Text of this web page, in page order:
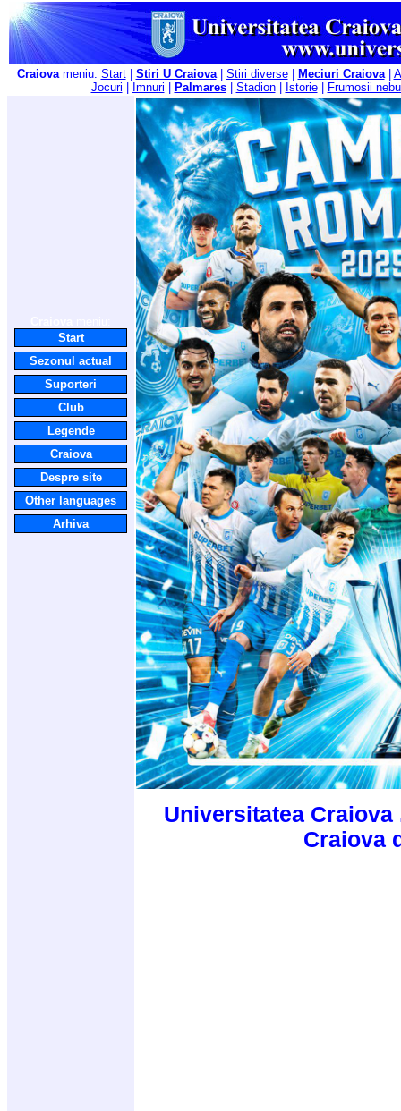
Craiovameniu: Start| Stiri U Craiova| Stiri diverse| Meciuri Craiova|
Jocuri
Imnuri Palmares| Stadion| Istorie| Frumosii
Start
Sezonul actual
Suporteri
Club
Legende
Craiova
Despre site
Other languages
Arhiva
Universitatea
Craiova